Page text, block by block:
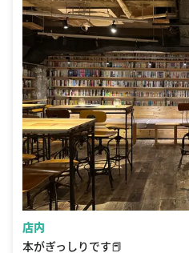
店内
本がぎっしりです📕